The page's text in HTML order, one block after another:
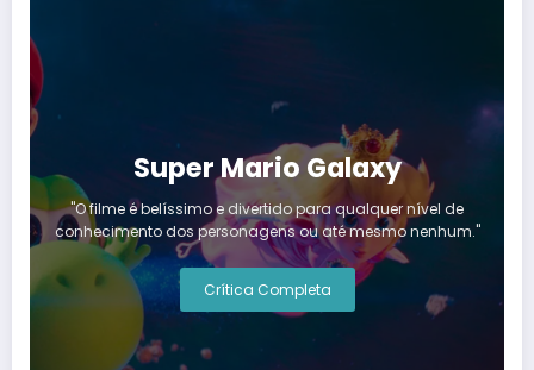
Super Mario Galaxy
"O filme é belíssimo e divertido para qualquer nível de
conhecimento dos personagens ou até mesmo nenhum."
Crítica Completa